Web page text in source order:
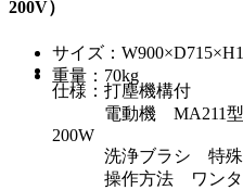
200V）
サイズ：
重量：70kg
仕様：打塵機構付
電動機 MA211型
200W
洗浄ブラシ 特殊チ
操作方法 ワンタッ